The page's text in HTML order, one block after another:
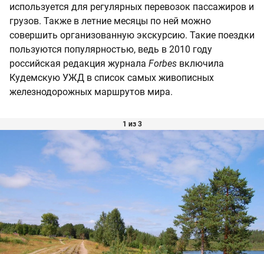
используется для регулярных перевозок пассажиров и
грузов. Также в летние месяцы по ней можно
совершить организованную экскурсию. Такие поездки
пользуются популярностью, ведь в 2010 году
российская редакция журнала Forbes включила
Кудемскую УЖД в список самых живописных
железнодорожных маршрутов мира.
1 из 3